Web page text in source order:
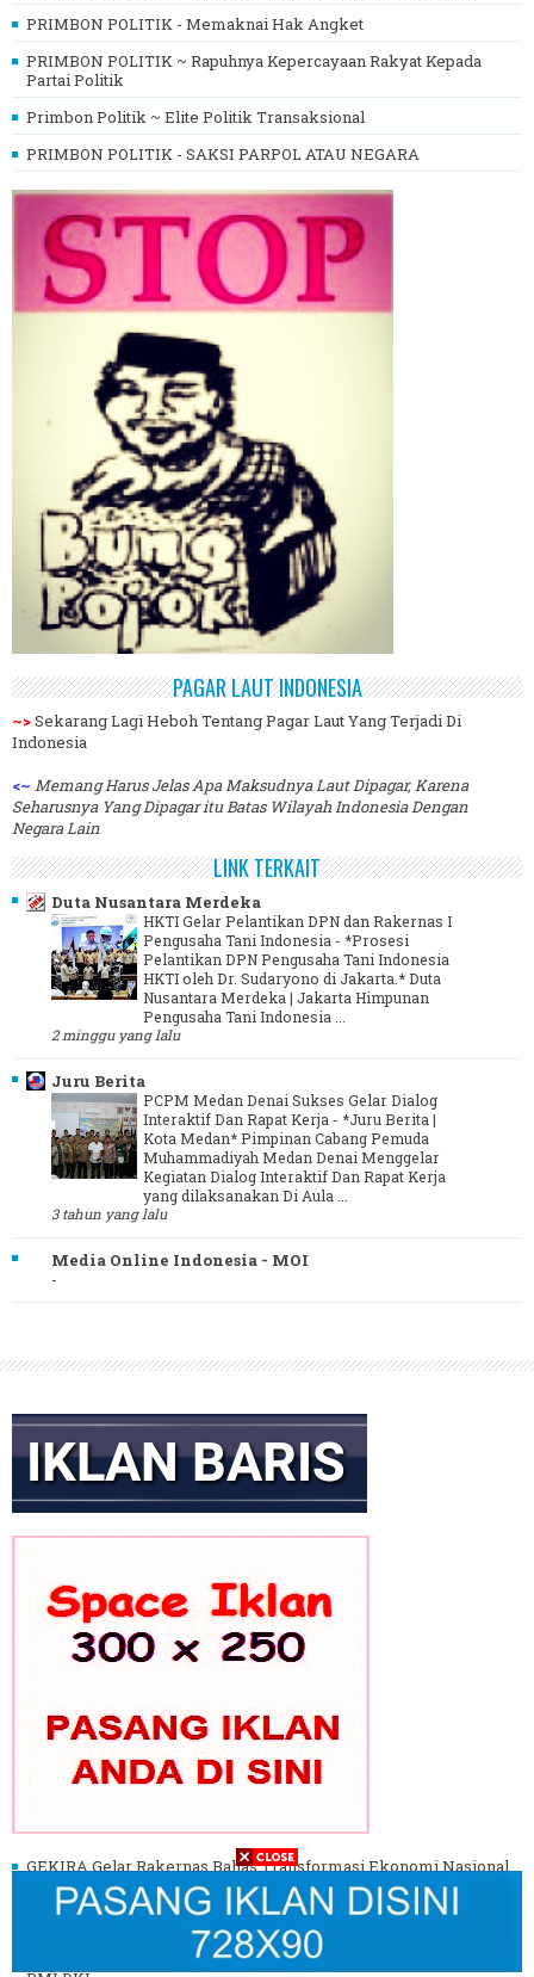
PRIMBON POLITIK - Memaknai Hak Angket
PRIMBON POLITIK ~ Rapuhnya Kepercayaan Rakyat Kepada
Partai Politik
Primbon Politik ~ Elite Politik Transaksional
PRIMBON POLITIK - SAKSI PARPOL ATAU NEGARA
PAGAR LAUT INDONESIA
~>Sekarang Lagi Heboh Tentang Pagar Laut Yang Terjadi Di
Indonesia
<~ Memang Harus Jelas Apa Maksudnya Laut Dipagar, Karena
Seharusnya Yang Dipagar itu Batas Wilayah Indonesia Dengan
Negara Lain
LINK TERKAIT
Duta Nusantara Merdeka
HKTI Gelar Pelantikan DPN dan Rakernas I
Pengusaha Tani Indonesia - *Prosesi
Pelantikan DPN Pengusaha Tani Indonesia
HKTI oleh Dr. Sudaryono di Jakarta.* Duta
Nusantara Merdeka | Jakarta Himpunan
Pengusaha Tani Indonesia ...
2 minggu yang lalu
Juru Berita
PCPM Medan Denai Sukses Gelar Dialog
Interaktif Dan Rapat Kerja - *Juru Berita |
Kota Medan* Pimpinan Cabang Pemuda
Muhammadiyah Medan Denai Menggelar
Kegiatan Dialog Interaktif Dan Rapat Kerja
yang dilaksanakan Di Aula ...
3 tahun yang lalu
Media Online Indonesia - MOI
-
GEKIRA Gelar Rakernas Bahas Transformasi Ekonomi Nasional
Era Prabowo
Gus Ibi Dukung Gus Muhaimin Pimpin PBNU ke Depan
Aliah Sayuti Soroti Pentingnya Kapabilitas Wapres di Pelantikan